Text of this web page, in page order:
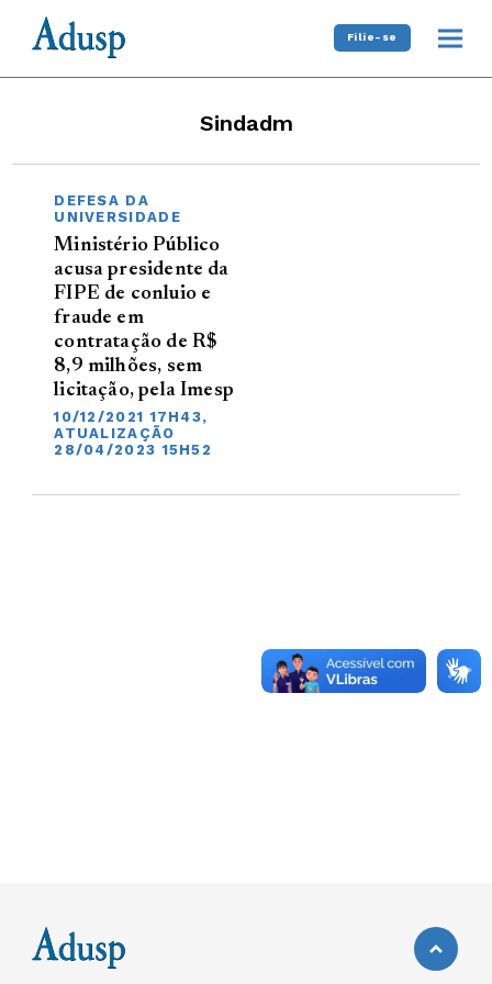
Filie-se
Sindadm
DEFESA DA
UNIVERSIDADE
Ministério Público
acusa presidente da
FIPE de conluio e
fraude em
contratação de R$
8,9 milhões, sem
licitação, pela Imesp
10/12/2021 17H43,
ATUALIZAÇÃO
28/04/2023 15H52